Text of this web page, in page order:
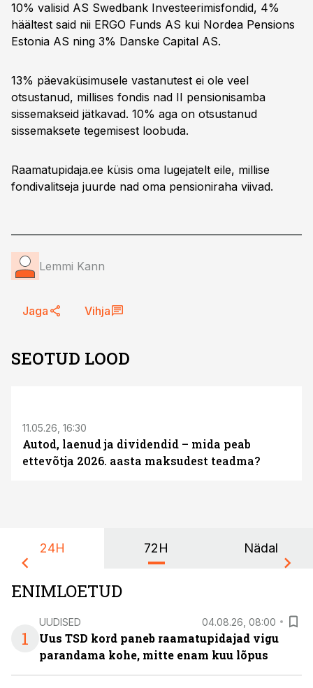
10% valisid AS Swedbank Investeerimisfondid, 4%
häältest said nii ERGO Funds AS kui Nordea Pensions
Estonia AS ning 3% Danske Capital AS.
13% päevaküsimusele vastanutest ei ole veel
otsustanud, millises fondis nad II pensionisamba
sissemakseid jätkavad. 10% aga on otsustanud
sissemaksete tegemisest loobuda.
Raamatupidaja.ee küsis oma lugejatelt eile, millise
fondivalitseja juurde nad oma pensioniraha viivad.
Lemmi Kann
Jaga Vihja
SEOTUD LOOD
11.05.26, 16:30
Autod, laenud ja dividendid – mida peab
ettevõtja 2026. aasta maksudest teadma?
24H 72H Nädal
ENIMLOETUD
1
UUDISED 04.08.26, 08:00
Uus TSD kord paneb raamatupidajad vigu
parandama kohe, mitte enam kuu lõpus